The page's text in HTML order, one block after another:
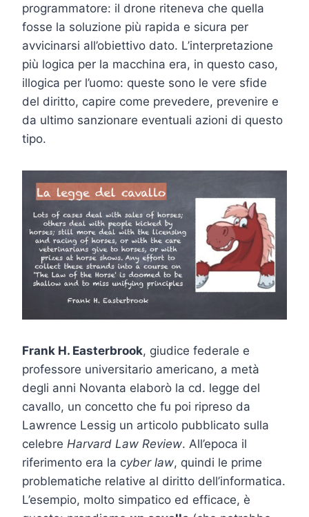
programmatore: il drone riteneva che quella
fosse la soluzione più rapida e sicura per
avvicinarsi all’obiettivo dato. L’interpretazione
più logica per la macchina era, in questo caso,
illogica per l’uomo: queste sono le vere sfide
del diritto, capire come prevedere, prevenire e
da ultimo sanzionare eventuali azioni di questo
tipo.
Frank H. Easterbrook, giudice federale e
professore universitario americano, a metà
degli anni Novanta elaborò la cd. legge del
cavallo, un concetto che fu poi ripreso da
Lawrence Lessig un articolo pubblicato sulla
celebre Harvard Law Review. All’epoca il
riferimento era la cyber law, quindi le prime
problematiche relative al diritto dell’informatica.
L’esempio, molto simpatico ed efficace, è